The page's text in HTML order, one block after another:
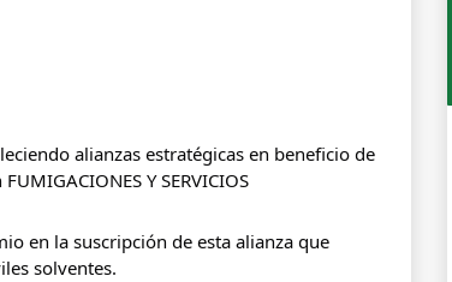
alianzas estratégicas en beneficio de
Y SERVICIOS
en la suscripción de esta alianza que
solventes.